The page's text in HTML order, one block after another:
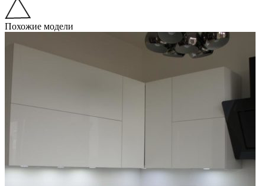
Похожие модели